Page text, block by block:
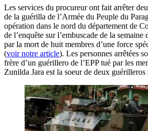
Les services du procureur ont fait arrêter
de la guérilla de l’Armée du Peuple du
opération dans le nord du département de
de l’enquête sur l’embuscade de la semaine
par la mort de huit membres d’une force
(voir notre article). Les personnes arrêtées
frère d’un guérillero de l’EPP tué par les
Zunilda Jara est la soeur de deux guérilleros